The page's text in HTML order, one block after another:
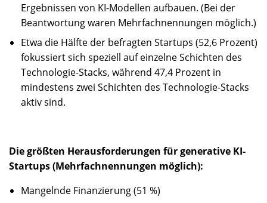
Ergebnissen von KI-Modellen aufbauen. (Bei der
Beantwortung waren Mehrfachnennungen möglich.)
Etwa die Hälfte der befragten Startups (52,6 Prozent)
fokussiert sich speziell auf einzelne Schichten des
Technologie-Stacks, während 47,4 Prozent in
mindestens zwei Schichten des Technologie-Stacks
aktiv sind.
Die größten Herausforderungen für generative KI-
Startups (Mehrfachnennungen möglich):
Mangelnde Finanzierung (51 %)